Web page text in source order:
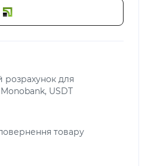
розрахунок для
USDT
товару